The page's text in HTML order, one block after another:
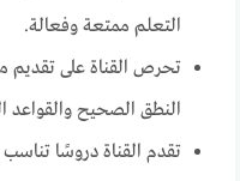
التعلم ممتعة وفعالة.
تحرص القناة على تقديم
النطق الصحيح والقواعد
تقدم القناة دروسًا